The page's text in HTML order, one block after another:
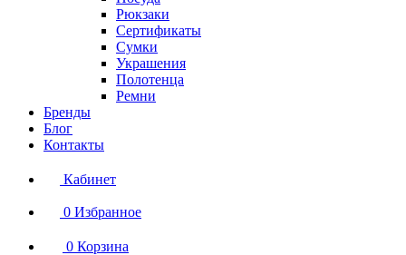
Рюкзаки
Сертификаты
Сумки
Украшения
Полотенца
Ремни
Бренды
Блог
Контакты
Кабинет
0 Избранное
0 Корзина